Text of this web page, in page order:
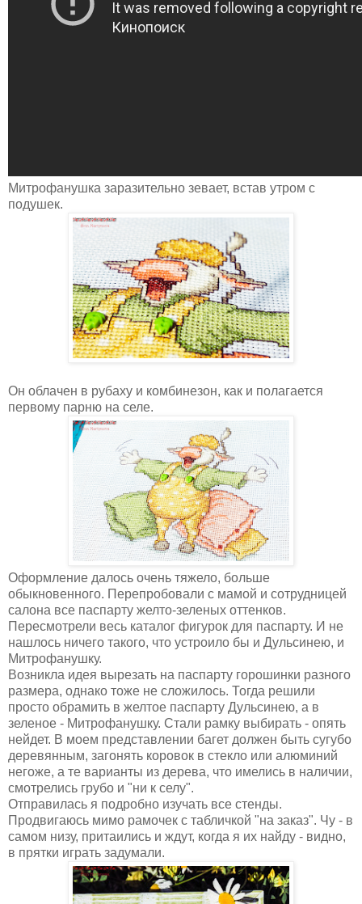
Митрофанушка заразительно зевает, встав утром с
подушек.
Он облачен в рубаху и комбинезон, как и полагается
первому парню на селе.
Оформление далось очень тяжело, больше
обыкновенного. Перепробовали с мамой и сотрудницей
салона все паспарту желто-зеленых оттенков.
Пересмотрели весь каталог фигурок для паспарту. И не
нашлось ничего такого, что устроило бы и Дульсинею, и
Митрофанушку.
Возникла идея вырезать на паспарту горошинки разного
размера, однако тоже не сложилось. Тогда решили
просто обрамить в желтое паспарту Дульсинею, а в
зеленое - Митрофанушку. Стали рамку выбирать - опять
нейдет. В моем представлении багет должен быть сугубо
деревянным, загонять коровок в стекло или алюминий
негоже, а те варианты из дерева, что имелись в наличии,
смотрелись грубо и "ни к селу".
Отправилась я подробно изучать все стенды.
Продвигаюсь мимо рамочек с табличкой "на заказ". Чу - в
самом низу, притаились и ждут, когда я их найду - видно,
в прятки играть задумали.